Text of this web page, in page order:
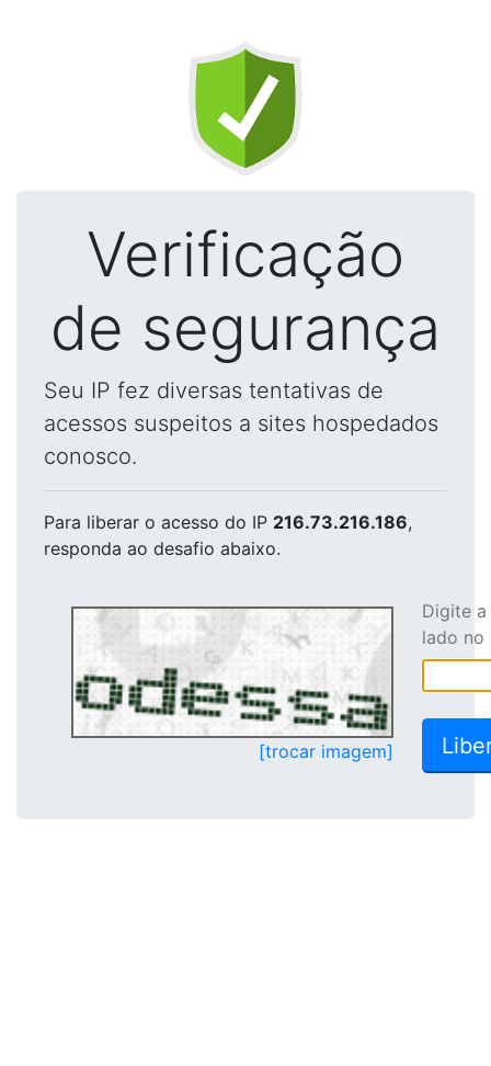
Verificação
de segurança
Seu IP fez diversas tentativas de
acessos suspeitos a sites hospedados
conosco.
Para liberar o acesso do IP 216.73.216.186,
responda ao desafio abaixo.
[trocar imagem]
Digite
lado no